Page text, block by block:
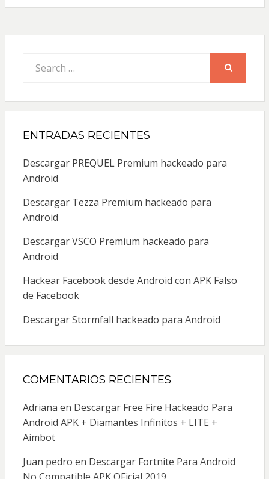
for:
ENTRADAS RECIENTES
Descargar PREQUEL Premium hackeado para
Android
Descargar Tezza Premium hackeado para
Android
Descargar VSCO Premium hackeado para
Android
Hackear Facebook desde Android con APK Falso
de Facebook
Descargar Stormfall hackeado para Android
COMENTARIOS RECIENTES
Adriana en Descargar Free Fire Hackeado Para
Android APK + Diamantes Infinitos + LITE +
Aimbot
Juan pedro en Descargar Fortnite Para Android
No Compatible APK OFicial 2019